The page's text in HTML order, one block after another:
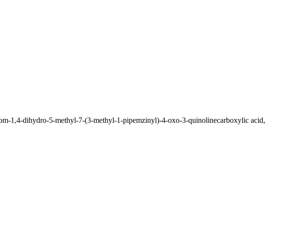
dihydro-5-methyl-7-(3-methyl-1-pipemzinyl)-4-oxo-3-quinolinecarboxylic acid,